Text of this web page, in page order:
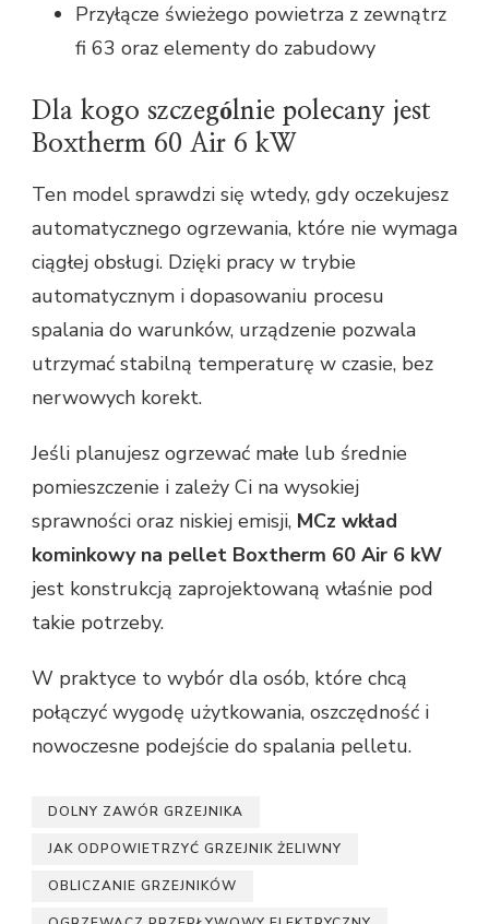
Przyłącze świeżego powietrza z zewnątrz
fi 63 oraz elementy do zabudowy
Dla kogo szczególnie polecany jest
Boxtherm 60 Air 6 kW
Ten model sprawdzi się wtedy, gdy oczekujesz
automatycznego ogrzewania, które nie wymaga
ciągłej obsługi. Dzięki pracy w trybie
automatycznym i dopasowaniu procesu
spalania do warunków, urządzenie pozwala
utrzymać stabilną temperaturę w czasie, bez
nerwowych korekt.
Jeśli planujesz ogrzewać małe lub średnie
pomieszczenie i zależy Ci na wysokiej
sprawności oraz niskiej emisji, MCz wkład
kominkowy na pellet Boxtherm 60 Air 6 kW
jest konstrukcją zaprojektowaną właśnie pod
takie potrzeby.
W praktyce to wybór dla osób, które chcą
połączyć wygodę użytkowania, oszczędność i
nowoczesne podejście do spalania pelletu.
DOLNY ZAWÓR GRZEJNIKA
JAK ODPOWIETRZYĆ GRZEJNIK ŻELIWNY
OBLICZANIE GRZEJNIKÓW